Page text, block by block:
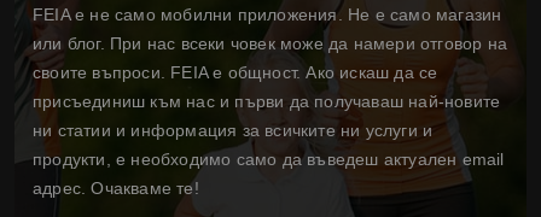
FEIA е не само мобилни приложения. Не е само магазин
или блог. При нас всеки човек може да намери отговор на
своите въпроси. FEIA е общност. Ако искаш да се
присъединиш към нас и първи да получаваш най-новите
ни статии и информация за всичките ни услуги и
продукти, е необходимо само да въведеш актуален email
адрес. Очакваме те!